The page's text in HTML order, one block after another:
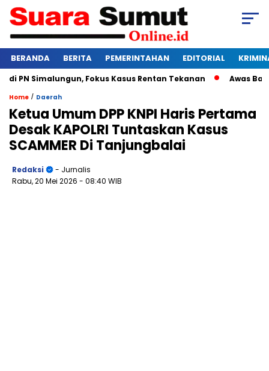
BERANDA BERITA PEMERINTAHAN EDITORIAL
Simalungun, Fokus Kasus Rentan Tekanan Awas
Home / Daerah
Ketua Umum DPP KNPI Haris Pertama
Desak KAPOLRI Tuntaskan Kasus
SCAMMER Di Tanjungbalai
Redaksi
- Jurnalis
Rabu, 20 Mei 2026 - 08:40 WIB